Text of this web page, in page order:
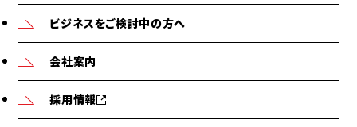
ビジネスをご検討中の方へ
会社案内
採用情報